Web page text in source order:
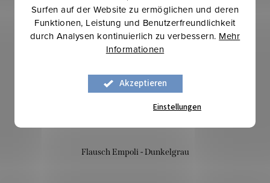
Surfen auf der Website zu ermöglichen und deren
Funktionen, Leistung und Benutzerfreundlichkeit
durch Analysen kontinuierlich zu verbessern. Mehr
Informationen
Akzeptieren
Einstellungen
Mehr für weniger
Flausch Empoli - Dunkelgrau